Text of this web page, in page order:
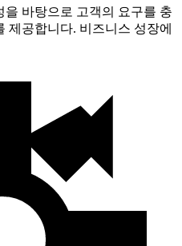
바탕으로 고객의 요구를 충
제공합니다. 비즈니스 성장에